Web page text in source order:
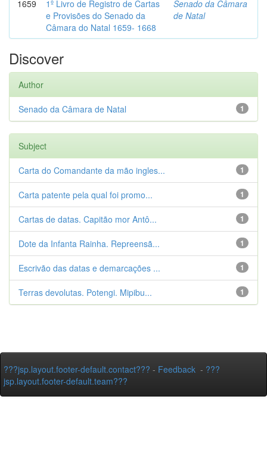
1659
1º Livro de Registro de Cartas
e Provisões do Senado da
Câmara do Natal 1659- 1668
Senado da Câmara
de Natal
Discover
Author
1
Senado da Câmara de Natal
Subject
1
Carta do Comandante da mão ingles...
1
Carta patente pela qual foi promo...
1
Cartas de datas. Capitão mor Antô...
1
Dote da Infanta Rainha. Repreensã...
1
Escrivão das datas e demarcações ...
1
Terras devolutas. Potengi. Mipibu...
???jsp.layout.footer-default.contact??? - Feedback - ???
jsp.layout.footer-default.team???